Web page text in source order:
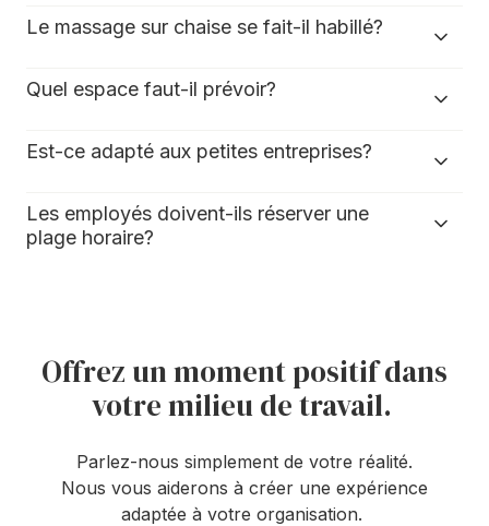
Le massage sur chaise se fait-il habillé?
Quel espace faut-il prévoir?
Est-ce adapté aux petites entreprises?
Les employés doivent-ils réserver une
plage horaire?
Offrez un moment positif dans
votre milieu de travail.
Parlez-nous simplement de votre réalité.
Nous vous aiderons à créer une expérience
adaptée à votre organisation.